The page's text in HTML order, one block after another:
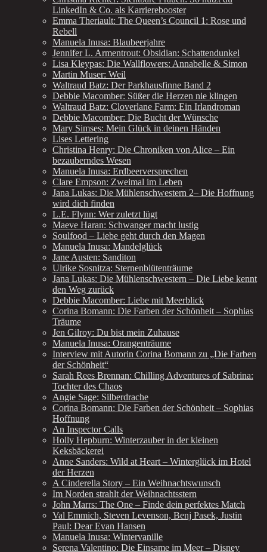
LinkedIn & Co. als Karrierebooster
Emma Theriault: The Queen’s Council 1: Rose und
Rebell
Manuela Inusa: Blaubeerjahre
Jennifer L. Armentrout: Obsidian: Schattendunkel
Lisa Kleypas: Die Wallflowers: Annabelle & Simon
Martin Muser: Weil
Waltraud Batz: Der Parkhausfinne Band 2
Debbie Macomber: Süßer die Herzen nie klingen
Waltraud Batz: Cloverlane Farm: Ein Irlandroman
Debbie Macomber: Die Bucht der Wünsche
Mary Simses: Mein Glück in deinen Händen
Lises Lettering
Christina Henry: Die Chroniken von Alice – Ein
bezauberndes Wesen
Manuela Inusa: Erdbeerversprechen
Clare Empson: Zweimal im Leben
Jana Lukas: Die Mühlenschwestern 2– Die Hoffnung
wird dich finden
L.E. Flynn: Wer zuletzt lügt
Maeve Haran: Schwanger macht lustig
Soulfood – Liebe geht durch den Magen
Manuela Inusa: Mandelglück
Jane Austen: Sanditon
Ulrike Sosnitza: Sternenblütenträume
Jana Lukas: Die Mühlenschwestern – Die Liebe kennt
den Weg zurück
Debbie Macomber: Liebe mit Meerblick
Corina Bomann: Die Farben der Schönheit – Sophias
Träume
Jen Gilroy: Du bist mein Zuhause
Manuela Inusa: Orangenträume
Interview mit Autorin Corina Bomann zu „Die Farben
der Schönheit“
Sarah Rees Brennan: Chilling Adventures of Sabrina:
Tochter des Chaos
Angie Sage: Silberdrache
Corina Bomann: Die Farben der Schönheit – Sophias
Hoffnung
An Inspector Calls
Holly Hepburn: Winterzauber in der kleinen
Keksbäckerei
Anne Sanders: Wild at Heart – Winterglück im Hotel
der Herzen
A Cinderella Story – Ein Weihnachtswunsch
Im Norden strahlt der Weihnachtsstern
John Marrs: The One – Finde dein perfektes Match
Val Emmich, Steven Levenson, Benj Pasek, Justin
Paul: Dear Evan Hansen
Manuela Inusa: Wintervanille
Serena Valentino: Die Einsame im Meer – Disney